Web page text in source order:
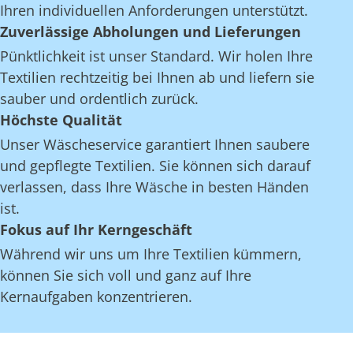
Ihren individuellen Anforderungen unterstützt.
Zuverlässige Abholungen und Lieferungen
Pünktlichkeit ist unser Standard. Wir holen Ihre
Textilien rechtzeitig bei Ihnen ab und liefern sie
sauber und ordentlich zurück.
Höchste Qualität
Unser Wäscheservice garantiert Ihnen saubere
und gepflegte Textilien. Sie können sich darauf
verlassen, dass Ihre Wäsche in besten Händen
ist.
Fokus auf Ihr Kerngeschäft
Während wir uns um Ihre Textilien kümmern,
können Sie sich voll und ganz auf Ihre
Kernaufgaben konzentrieren.